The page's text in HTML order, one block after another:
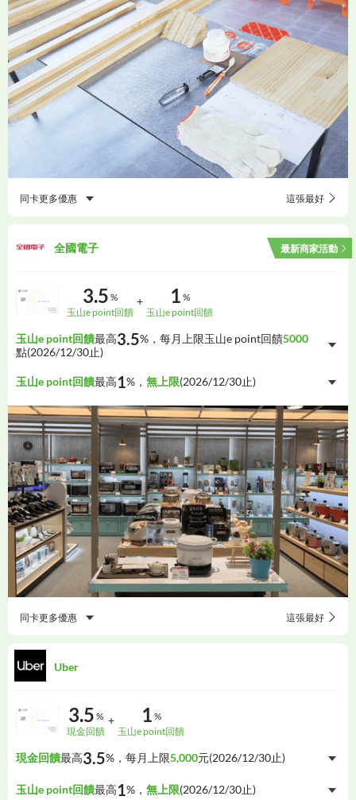
同卡更多優惠 這張最好
全國電子 最新商家活動
3.5 %
玉山e point回饋
+ 1 %
玉山e point回饋
玉山e point回饋最高3.5%，每月上限玉山e point回饋5000
點(2026/12/30止)
玉山e point回饋最高1%， 無上限(2026/12/30止)
同卡更多優惠 這張最好
Uber
3.5 %
現金回饋
+ 1 %
玉山e point回饋
現金回饋最高3.5%，每月上限5,000元(2026/12/30止)
玉山e point回饋最高1%， 無上限(2026/12/30止)